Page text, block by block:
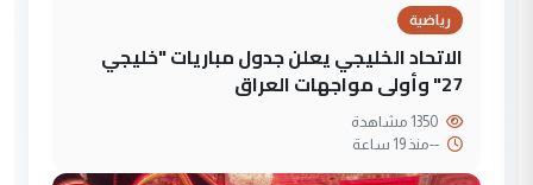
رياضية
الاتحاد الخليجي يعلن جدول مباريات "خليجي
27" وأولى مواجهات العراق
--منذ 19 ساعة